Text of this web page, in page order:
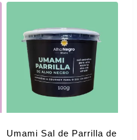
Umami Sal de Parrilla de